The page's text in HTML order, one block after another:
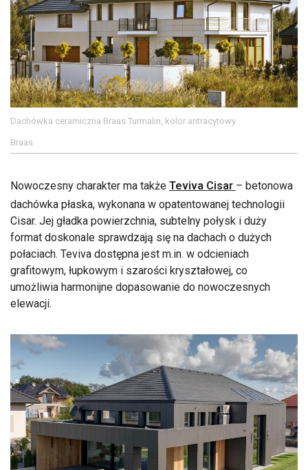
Dachówka ceramiczna Braas Turmalin, kolor antracytowy
Braas
Nowoczesny charakter ma także Teviva Cisar – betonowa
dachówka płaska, wykonana w opatentowanej technologii
Cisar. Jej gładka powierzchnia, subtelny połysk i duży
format doskonale sprawdzają się na dachach o dużych
połaciach. Teviva dostępna jest m.in. w odcieniach
grafitowym, łupkowym i szarości kryształowej, co
umożliwia harmonijne dopasowanie do nowoczesnych
elewacji.